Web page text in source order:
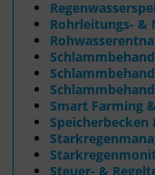
Rohrleitungs- &
Smart Farming
Speicherbecken
Steuer- &